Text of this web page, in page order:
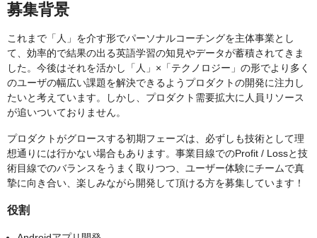
募集背景
これまで「人」を介す形でパーソナルコーチングを主体事業とし
て、効率的で結果の出る英語学習の知見やデータが蓄積されてきま
した。今後はそれを活かし「人」×「テクノロジー」の形でより多く
のユーザの幅広い課題を解決できるようプロダクトの開発に注力し
たいと考えています。しかし、プロダクト需要拡大に人員リソース
が追いついておりません。
プロダクトがグロースする初期フェーズは、必ずしも技術として理
想通りには行かない場合もあります。事業目線でのProfit / Lossと技
術目線でのバランスをうまく取りつつ、ユーザー体験にチームで真
摯に向き合い、楽しみながら開発して頂ける方を募集しています！
役割